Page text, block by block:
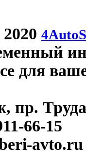
для
пр.
66-15
avto.ru